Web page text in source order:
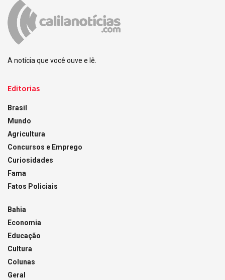
A notícia que você ouve e lê.
Editorias
Brasil
Mundo
Agricultura
Concursos e Emprego
Curiosidades
Fama
Fatos Policiais
Bahia
Economia
Educação
Cultura
Colunas
Geral